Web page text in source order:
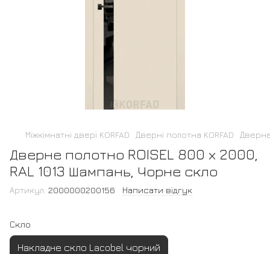
Міжкімнатні двері KORFAD Дверні полотна KORFAD
Дверне полотно ROISEL 800 х 2000,
RAL 1013 Шампань, Чорне скло
Артикул: 2000000200156 Написати відгук
Скло
Накладне скло Lacobel чорний